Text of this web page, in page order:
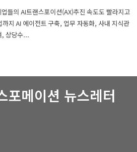
들의 AI트랜스포이션(AX)추진 속도도 빨라지고
지 AI 에이전트 구축, 업무 자동화, 사내 지식관
, 상당수...
포메이션 뉴스레터